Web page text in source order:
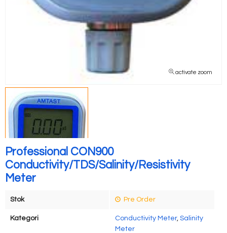
activate zoom
Professional CON900
Conductivity/TDS/Salinity/Resistivity
Meter
Stok Pre Order
Kategori Conductivity Meter, Salinity
Meter